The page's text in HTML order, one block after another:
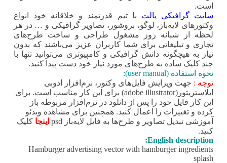
است.
سایت گرافیکی پالت با تیم قدرتمند و خلاقانه خود انواع
وکتورهای لایه‌باز، لوگو، بروشور، تصاویر گرافیکی و … در هر
لحظه از شبانه روز مشغول طراحی و ساخت طرح‌های
تجاری و تبلیغاتی برای شما کاربران عزیز می‌باشند که بدون
نیاز به هیچگونه دانش گرافیکی و کامپیوتری می‌توانید تنها با
چند کلیک ساده به طرح‌های مورد نیاز خود دست پیدا کنید.
نحوه استفاده (user manual):
توجه : جهت ویرایش فایل‌های وکتور، نرم‌افزار ادوبی
ایلاستریتور(adobe illustrator) برای این کار مناسب است. برای
این کار فایل خود را پس از دانلود در نرم‌افزار مربوطه باز
کرده و تغییرات را اعمال کنید. همچنین برای مشاهده ویدئو
آموزشی تبدیل تصاویر و طرح‌ها به فایل لایه‌باز psd
اینجا کلیک
کنید.
English description:
Hamburger advertising vector with hamburger ingredients
splash